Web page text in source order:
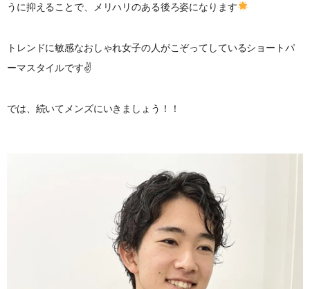
うに抑えることで、メリハリのある後ろ姿になります
トレンドに敏感なおしゃれ女子の人がこぞってしているショートパ
ーマスタイルです✌️
では、続いてメンズにいきましょう！！